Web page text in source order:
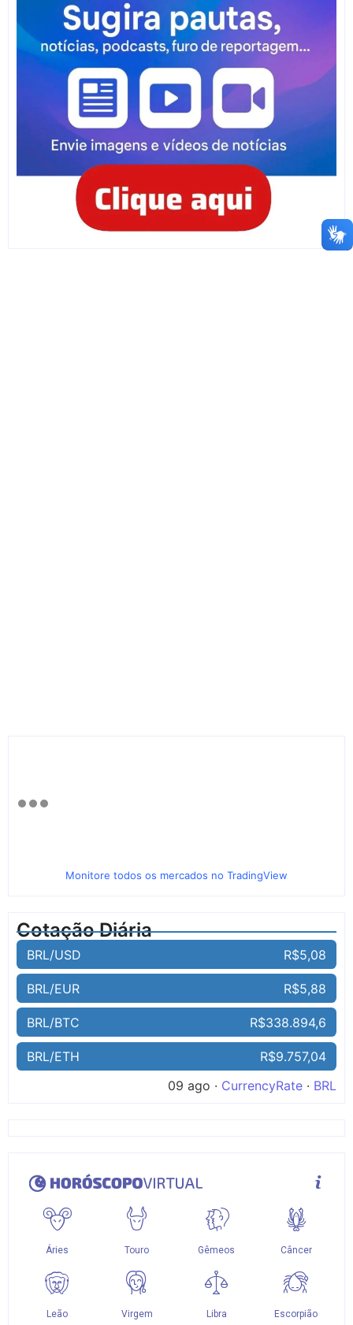
Monitore todos os mercados no TradingView
Cotação Diária
BRL/USD R$5,08
BRL/EUR R$5,88
BRL/BTC R$338.894,6
BRL/ETH
R$9.757,04
09 ago · CurrencyRate · BRL